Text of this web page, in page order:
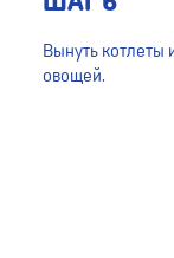
Вынуть котлеты
овощей.